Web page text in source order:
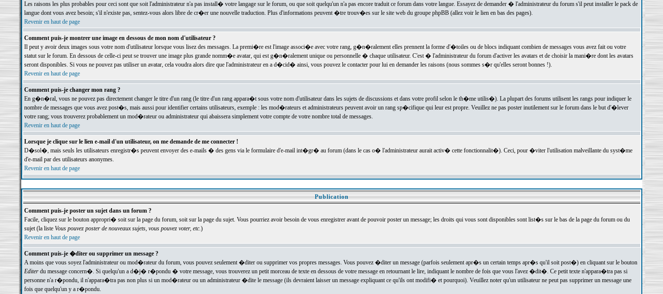
Les raisons les plus probables pour ceci sont que soit l'administrateur n'a pas install� votre langage sur le forum, ou que soit quelqu'un n'a pas encore traduit ce forum dans votre langue. Essayez de demander � l'administrateur du forum s'il peut installer le pack de
langue dont vous avez besoin; s'il n'existe pas, sentez-vous alors libre de cr�er une nouvelle traduction. Plus d'informations peuvent �tre trouv�es sur le site web du groupe phpBB (allez voir le lien en bas des pages).
Revenir en haut de page
Comment puis-je montrer une image en dessous de mon nom d'utilisateur ?
Il peut y avoir deux images sous votre nom d'utilisateur lorsque vous lisez des messages. La premi�re est l'image associ�e avec votre rang, g�n�ralement elles prennent la forme d'�toiles ou de blocs indiquant combien de messages vous avez fait ou votre
statut sur le forum. En dessous de celle-ci peut se trouver une image plus grande nomm�e avatar, qui est g�n�ralement unique ou personnelle � chaque utilisateur. C'est � l'administrateur du forum d'activer les avatars et de choisir la mani�re dont les avatars
seront disponibles. Si vous ne pouvez pas utiliser un avatar, cela voudra alors dire que l'administrateur en a d�cid� ainsi, vous pouvez le contacter pour lui en demander les raisons (nous sommes s�r qu'elles seront bonnes !).
Revenir en haut de page
Comment puis-je changer mon rang ?
En g�n�ral, vous ne pouvez pas directement changer le titre d'un rang (le titre d'un rang appara�t sous votre nom d'utilisateur dans les sujets de discussions et dans votre profil selon le th�me utilis�). La plupart des forums utilisent les rangs pour indiquer le
nombre de messages que vous avez post�s, mais aussi pour identifier certains utilisateurs, exemple : les mod�rateurs et administrateurs peuvent avoir un rang sp�cifique qui leur est propre. Veuillez ne pas poster inutilement sur le forum dans le but d'�lever
votre rang; vous trouverez probablement un mod�rateur ou administrateur qui abaissera simplement votre compte de votre nombre total de messages.
Revenir en haut de page
Lorsque je clique sur le lien e-mail d'un utilisateur, on me demande de me connecter !
D�sol�, mais seuls les utilisateurs enregistr�s peuvent envoyer des e-mails � des gens via le formulaire d'e-mail int�gr� au forum (dans le cas o� l'administrateur aurait activ� cette fonctionnalit�). Ceci, pour �viter l'utilisation malveillante du syst�me
d'e-mail par des utilisateurs anonymes.
Revenir en haut de page
Publication
Comment puis-je poster un sujet dans un forum ?
Facile, cliquez sur le bouton appropri� soit sur la page du forum, soit sur la page du sujet. Vous pourriez avoir besoin de vous enregistrer avant de pouvoir poster un message; les droits qui vous sont disponibles sont list�s sur le bas de la page du forum ou du
sujet (la liste Vous pouvez poster de nouveaux sujets, vous pouvez voter, etc.)
Revenir en haut de page
Comment puis-je �diter ou supprimer un message ?
A moins que vous soyez l'administrateur ou mod�rateur du forum, vous pouvez seulement �diter ou supprimer vos propres messages. Vous pouvez �diter un message (parfois seulement apr�s un certain temps apr�s qu'il soit post�) en cliquant sur le bouton
Editerdu message concern�. Si quelqu'un a d�j� r�pondu � votre message, vous trouverez un petit morceau de texte en dessous de votre message en retournant le lire, indiquant le nombre de fois que vous l'avez �dit�. Ce petit texte n'appara�tra pas si
personne n'a r�pondu, il n'appara�tra pas non plus si un mod�rateur ou un administrateur �dite le message (ils devraient laisser un message expliquant ce qu'ils ont modifi� et pourquoi). Veuillez noter qu'un utilisateur ne peut pas supprimer un message une
fois que quelqu'un y a r�pondu.